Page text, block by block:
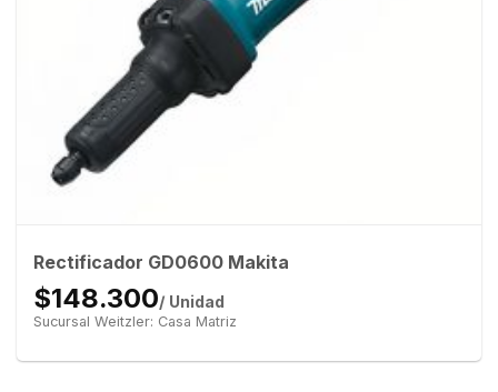
Rectificador GD0600 Makita
$148.300/ Unidad
Sucursal Weitzler: Casa Matriz